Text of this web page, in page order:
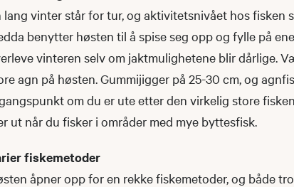
lang vinter står for tur, og aktivitetsnivået hos fisken
benytter høsten til å spise seg opp og fylle på
vinteren selv om jaktmulighetene blir dårlige.
agn på høsten. Gummijigger på 25-30 cm, og
om du er ute etter den virkelig store
ut når du fisker i områder med mye byttesfisk.
fiskemetoder
åpner opp for en rekke fiskemetoder, og både